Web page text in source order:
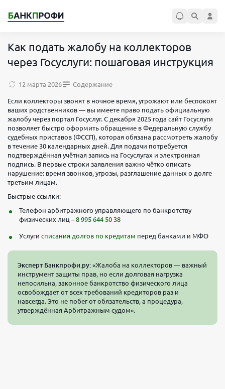
Как подать жалобу на коллекторов
через Госуслуги: пошаговая инструкция
12 марта 2026 Содержание
Если коллекторы звонят в ночное время, угрожают или беспокоят
ваших родственников — вы имеете право подать официальную
жалобу через портал Госуслуг. С декабря 2025 года сайт Госуслуги
позволяет быстро оформить обращение в Федеральную службу
судебных приставов (ФССП), которая обязана рассмотреть жалобу
в течение 30 календарных дней. Для подачи потребуется
подтверждённая учётная запись на Госуслугах и электронная
подпись. В первые строки заявления важно чётко описать
нарушение: время звонков, угрозы, разглашение данных о долге
третьим лицам.
Быстрые ссылки:
Телефон арбитражного управляющего по банкротству
физических лиц –8 995 644 50 38
Услуги списания долгов по кредитам перед банками и МФО
Эксперт Банкпрофи.ру: «Жалоба на коллекторов — важный
инструмент защиты прав, но если долговая нагрузка
непосильна, законное банкротство физического лица
освобождает от всех требований кредиторов раз и
навсегда. Это не побег от обязательств, а процедура,
утверждённая Арбитражным судом».